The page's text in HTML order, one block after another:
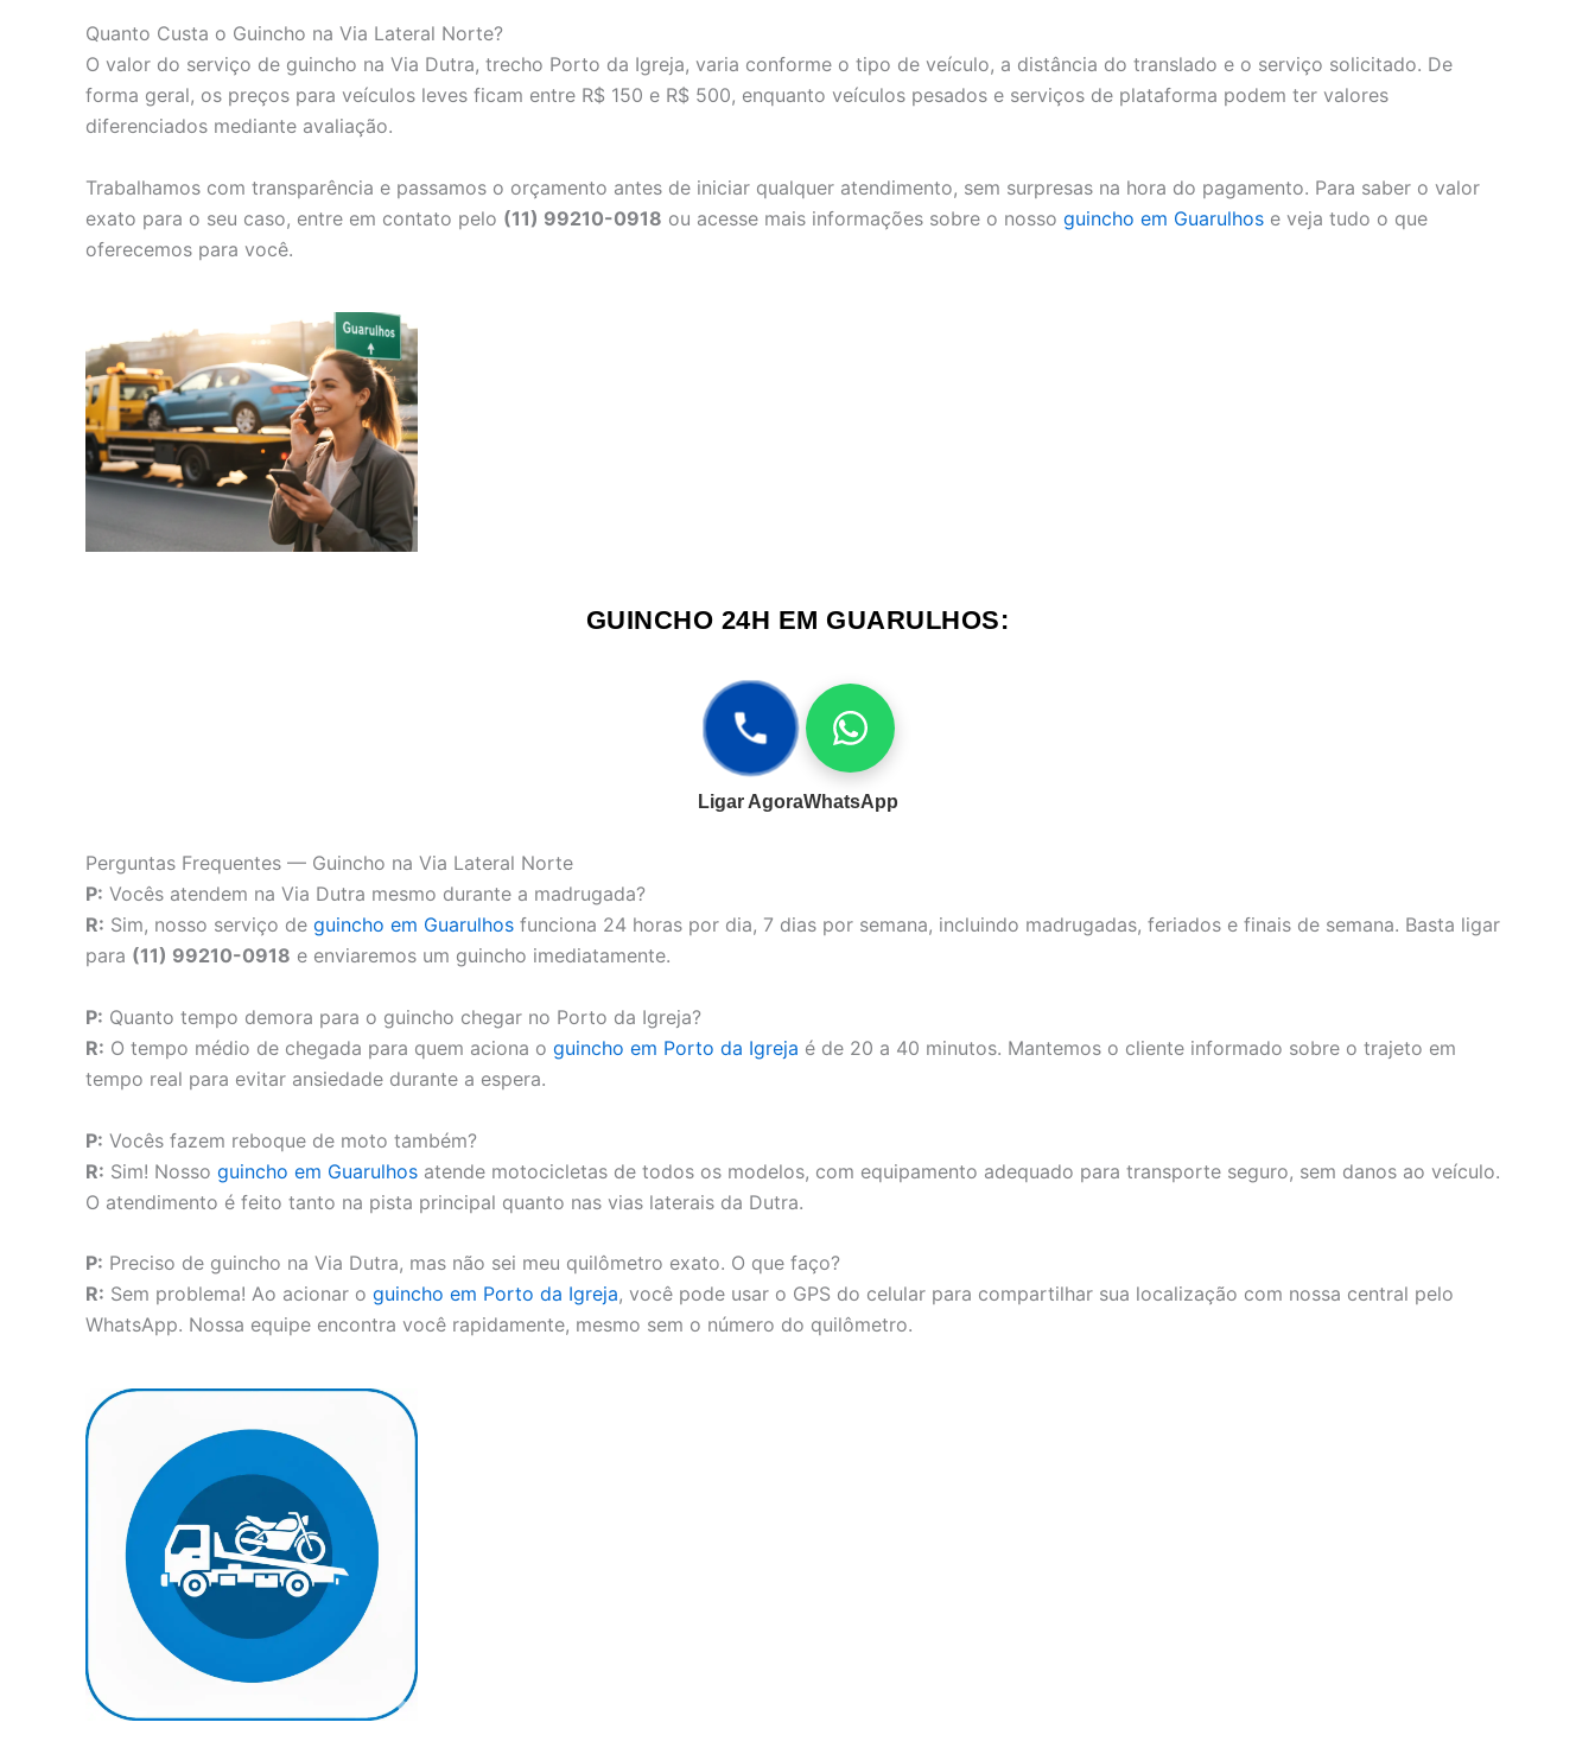
Quanto Custa o Guincho na Via Lateral Norte?
O valor do serviço de guincho na Via Dutra, trecho Porto da Igreja, varia conforme o tipo de veículo, a distância do translado e o serviço solicitado. De
forma geral, os preços para veículos leves ficam entre R$ 150 e R$ 500, enquanto veículos pesados e serviços de plataforma podem ter valores
diferenciados mediante avaliação.
Trabalhamos com transparência e passamos o orçamento antes de iniciar qualquer atendimento, sem surpresas na hora do pagamento. Para saber o valor
exato para o seu caso, entre em contato pelo (11) 99210-0918 ou acesse mais informações sobre o nosso guincho em Guarulhos e veja tudo o que
oferecemos para você.
GUINCHO 24H EM GUARULHOS:
Ligar AgoraWhatsApp
Perguntas Frequentes — Guincho na Via Lateral Norte
P: Vocês atendem na Via Dutra mesmo durante a madrugada?
R: Sim, nosso serviço de guincho em Guarulhos funciona 24 horas por dia, 7 dias por semana, incluindo madrugadas, feriados e finais de semana. Basta ligar
para (11) 99210-0918 e enviaremos um guincho imediatamente.
P: Quanto tempo demora para o guincho chegar no Porto da Igreja?
R: O tempo médio de chegada para quem aciona o guincho em Porto da Igreja é de 20 a 40 minutos. Mantemos o cliente informado sobre o trajeto em
tempo real para evitar ansiedade durante a espera.
P: Vocês fazem reboque de moto também?
R: Sim! Nosso guincho em Guarulhos atende motocicletas de todos os modelos, com equipamento adequado para transporte seguro, sem danos ao veículo.
O atendimento é feito tanto na pista principal quanto nas vias laterais da Dutra.
P: Preciso de guincho na Via Dutra, mas não sei meu quilômetro exato. O que faço?
R: Sem problema! Ao acionar o guincho em Porto da Igreja, você pode usar o GPS do celular para compartilhar sua localização com nossa central pelo
WhatsApp. Nossa equipe encontra você rapidamente, mesmo sem o número do quilômetro.